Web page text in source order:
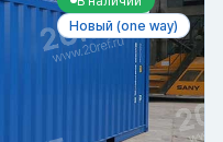
Новый (one way)